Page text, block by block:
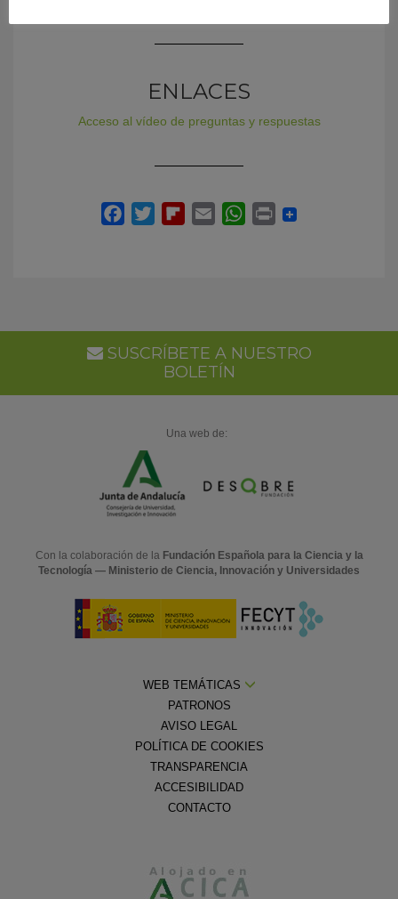
ENLACES
Acceso al vídeo de preguntas y respuestas
SUSCRÍBETE A NUESTRO
BOLETÍN
Una web de:
Con la colaboración de la Fundación Española para la Ciencia y la
Tecnología — Ministerio de Ciencia, Innovación y Universidades
WEB TEMÁTICAS
PATRONOS
AVISO LEGAL
POLÍTICA DE COOKIES
TRANSPARENCIA
ACCESIBILIDAD
CONTACTO